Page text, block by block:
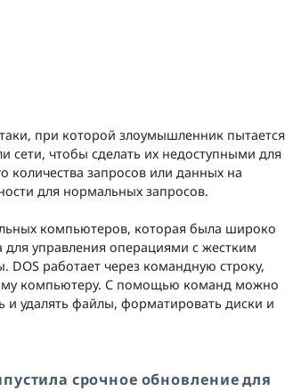
при которой злоумышленник пытается
сети, чтобы сделать их недоступными для
количества запросов или данных на
для нормальных запросов.
компьютеров, которая была широко
для управления операциями с жестким
работает через командную строку,
компьютеру. С помощью команд можно
и удалять файлы, форматировать диски и
срочное обновление для